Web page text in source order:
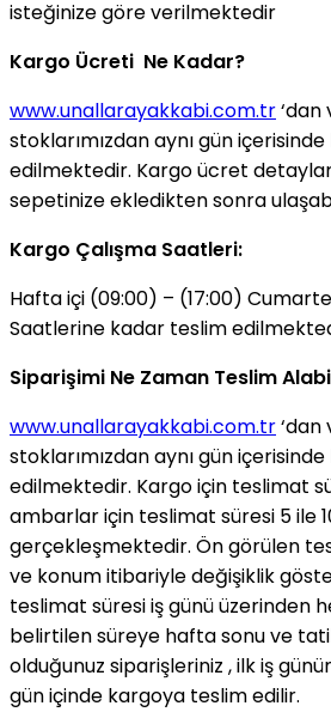
isteğinize göre verilmektedir
Kargo Ücreti Ne Kadar?
www.unallarayakkabi.com.tr
stoklarımızdan aynı gün
edilmektedir. Kargo ücret
sepetinize ekledikten sonra
Kargo Çalışma Saatleri:
Hafta içi (09:00) – (17:00)
Saatlerine kadar teslim
Siparişimi Ne Zaman Teslim
www.unallarayakkabi.com.tr‘dan
stoklarımızdan aynı gün
edilmektedir. Kargo için teslimat
ambarlar için teslimat süresi 5 ile
gerçekleşmektedir. Ön görülen
ve konum itibariyle değişiklik
teslimat süresi iş günü üzerinden
belirtilen süreye hafta sonu ve
olduğunuz siparişleriniz , ilk iş
gün içinde kargoya teslim edilir.